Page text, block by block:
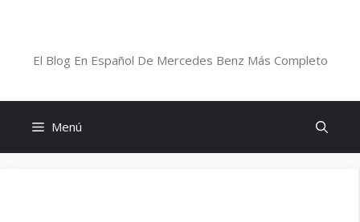
El Blog En Español De Mercedes Benz Más Completo
Menú